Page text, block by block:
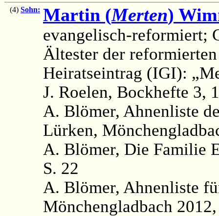
(4) Sohn: Martin (Merten)
evangelisch-reformiert;
Ältester der
Heiratseintrag (IGI):
J. Roelen, Bockhefte 3,
A. Blömer, Ahnenliste
Lürken,
A. Blömer, Die Familie
S. 22
A. Blömer, Ahnenliste
Mönchengladbach